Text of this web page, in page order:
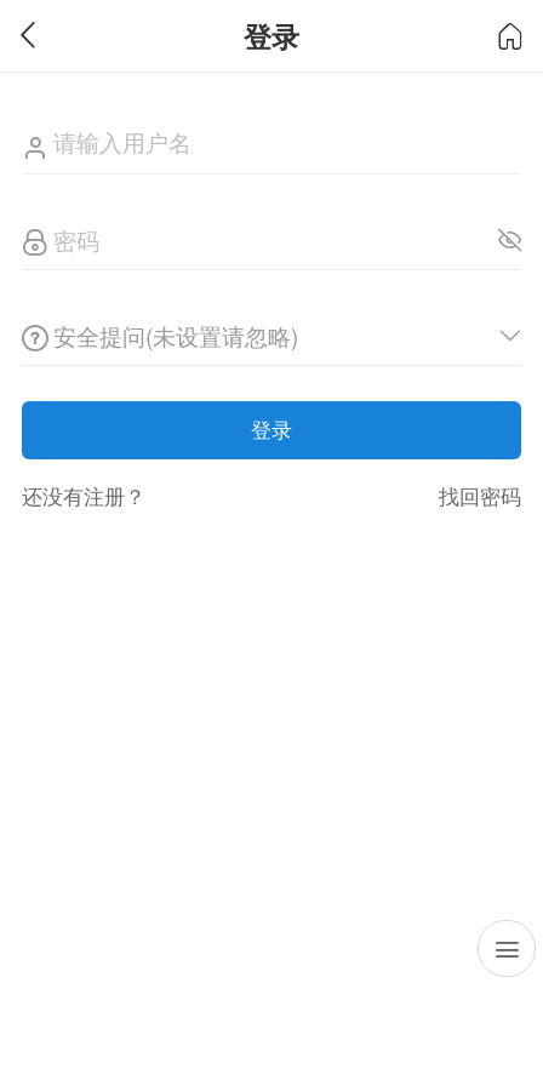
登录
安全提问(未设置请忽略)
登录
还没有注册？ 找回密码